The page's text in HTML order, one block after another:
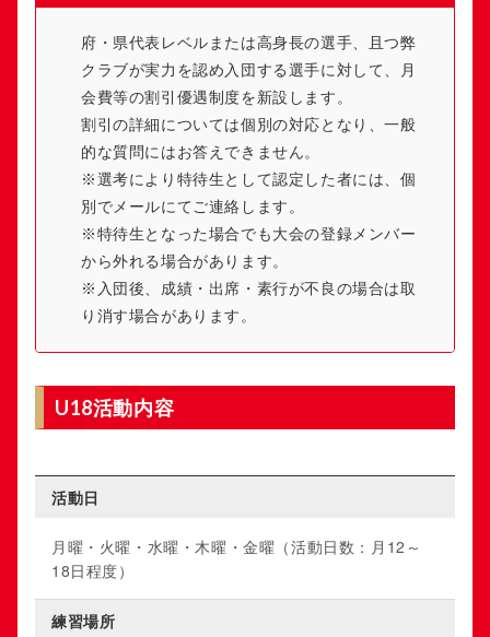
府・県代表レベルまたは高身長の選手、且つ弊
クラブが実力を認め入団する選手に対して、月
会費等の割引優遇制度を新設します。
割引の詳細については個別の対応となり、一般
的な質問にはお答えできません。
※選考により特待生として認定した者には、個
別でメールにてご連絡します。
※特待生となった場合でも大会の登録メンバー
から外れる場合があります。
※入団後、成績・出席・素行が不良の場合は取
り消す場合があります。
U18活動内容
活動日
月曜・火曜・水曜・木曜・金曜（活動日数：月12～
18日程度）
練習場所